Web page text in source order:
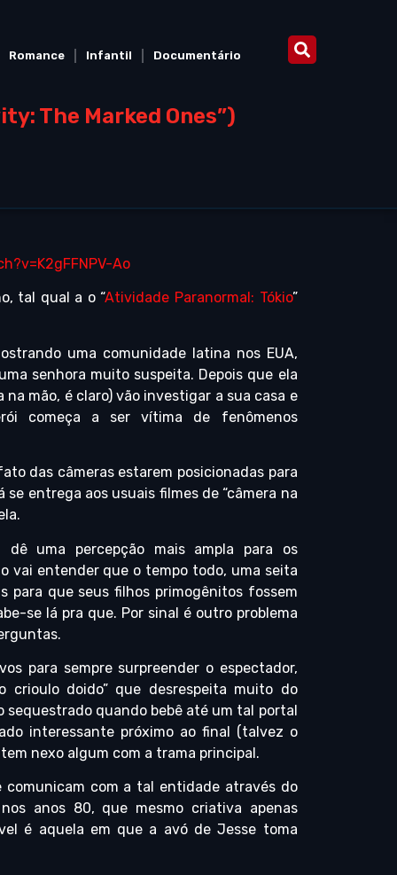
Romance Infantil Documentário
The Marked Ones”)
Ao
tal qual a o “Atividade Paranormal: Tókio”
uma comunidade latina nos EUA,
senhora muito suspeita. Depois que ela
mão, é claro) vão investigar a sua casa e
começa a ser vítima de fenômenos
das câmeras estarem posicionadas para
entrega aos usuais filmes de “câmera na
uma percepção mais ampla para os
vai entender que o tempo todo, uma seita
para que seus filhos primogênitos fossem
se lá pra que. Por sinal é outro problema
para sempre surpreender o espectador,
crioulo doido” que desrespeita muito do
quando bebê até um tal portal
interessante próximo ao final (talvez o
nexo algum com a trama principal.
com a tal entidade através do
anos 80, que mesmo criativa apenas
é aquela em que a avó de Jesse toma